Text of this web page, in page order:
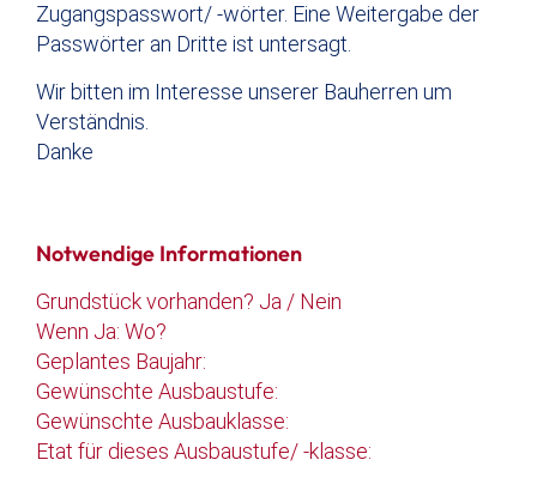
Zugangspasswort/ -wörter. Eine Weitergabe der
Passwörter an Dritte ist untersagt.
Wir bitten im Interesse unserer Bauherren um
Verständnis.
Danke
Notwendige Informationen
Grundstück vorhanden? Ja / Nein
Wenn Ja: Wo?
Geplantes Baujahr:
Gewünschte Ausbaustufe:
Gewünschte Ausbauklasse:
Etat für dieses Ausbaustufe/ -klasse: